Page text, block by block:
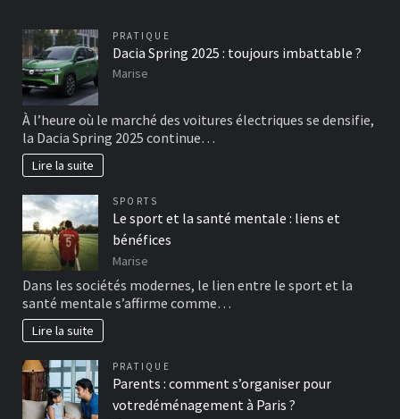
PRATIQUE
Dacia Spring 2025 : toujours imbattable ?
Marise
À l’heure où le marché des voitures électriques se densifie,
la Dacia Spring 2025 continue…
Lire la suite
SPORTS
Le sport et la santé mentale : liens et
bénéfices
Marise
Dans les sociétés modernes, le lien entre le sport et la
santé mentale s’affirme comme…
Lire la suite
PRATIQUE
Parents : comment s’organiser pour
votredéménagement à Paris ?